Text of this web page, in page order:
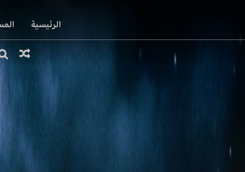
الرئيسية